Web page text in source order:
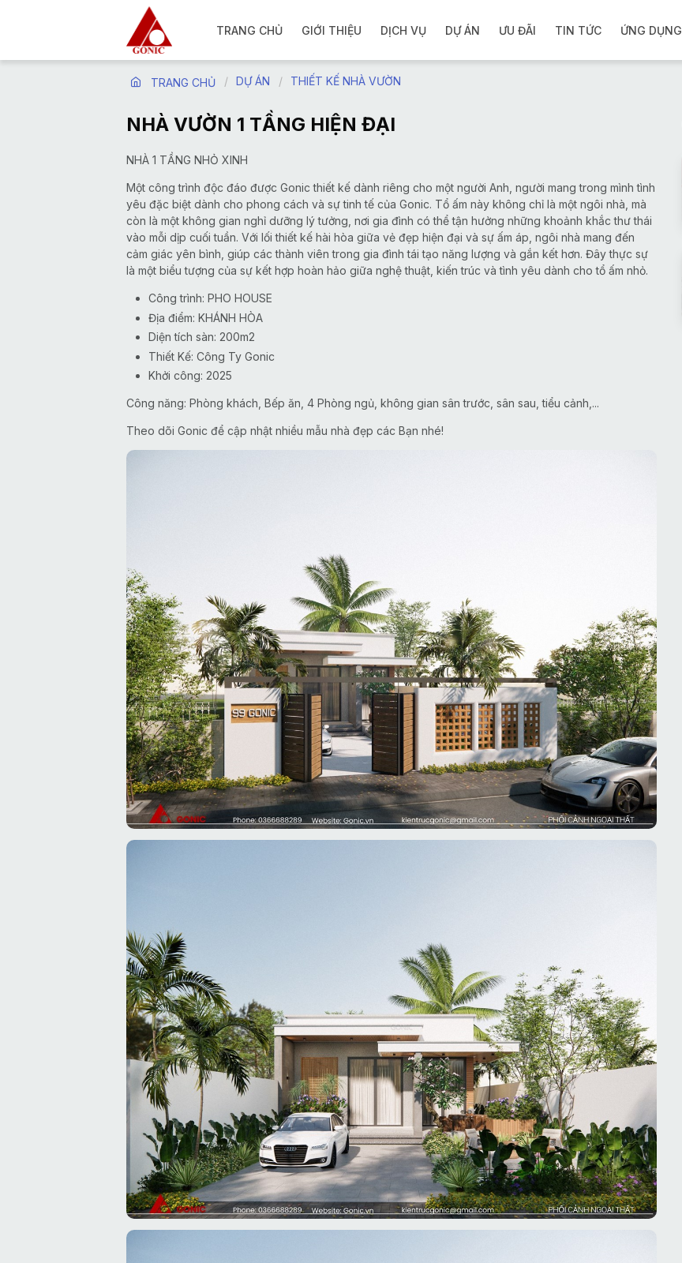
TRANG CHỦ GIỚI THIỆU DỊCH VỤ DỰ ÁN ƯU ĐÃI TIN TỨC ỨNG DỤNG
TRANG CHỦ DỰ ÁN THIẾT KẾ NHÀ VƯỜN
NHÀ VƯỜN 1 TẦNG HIỆN ĐẠI
NHÀ 1 TẦNG NHỎ XINH
Một công trình độc đáo được Gonic thiết kế dành riêng cho một người Anh, người mang trong mình tình
yêu đặc biệt dành cho phong cách và sự tinh tế của Gonic. Tổ ấm này không chỉ là một ngôi nhà, mà
còn là một không gian nghỉ dưỡng lý tưởng, nơi gia đình có thể tận hưởng những khoảnh khắc thư thái
vào mỗi dịp cuối tuần. Với lối thiết kế hài hòa giữa vẻ đẹp hiện đại và sự ấm áp, ngôi nhà mang đến
cảm giác yên bình, giúp các thành viên trong gia đình tái tạo năng lượng và gắn kết hơn. Đây thực sự
là một biểu tượng của sự kết hợp hoàn hảo giữa nghệ thuật, kiến trúc và tình yêu dành cho tổ ấm nhỏ.
Công trình: PHO HOUSE
Địa điểm: KHÁNH HÒA
Diện tích sàn: 200m2
Thiết Kế: Công Ty Gonic
Khởi công: 2025
Công năng: Phòng khách, Bếp ăn, 4 Phòng ngủ, không gian sân trước, sân sau, tiểu cảnh,...
Theo dõi Gonic để cập nhật nhiều mẫu nhà đẹp các Bạn nhé!